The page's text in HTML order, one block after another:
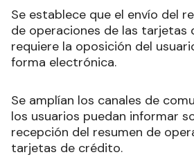
Se establece que el envío del
de operaciones de las tarjetas
requiere la oposición del
forma electrónica.
Se amplían los canales de
los usuarios puedan informar
recepción del resumen de
tarjetas de crédito.